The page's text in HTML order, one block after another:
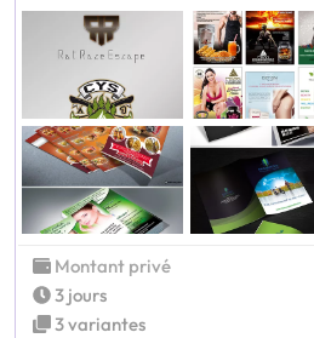
Montant privé
3 jours
3 variantes